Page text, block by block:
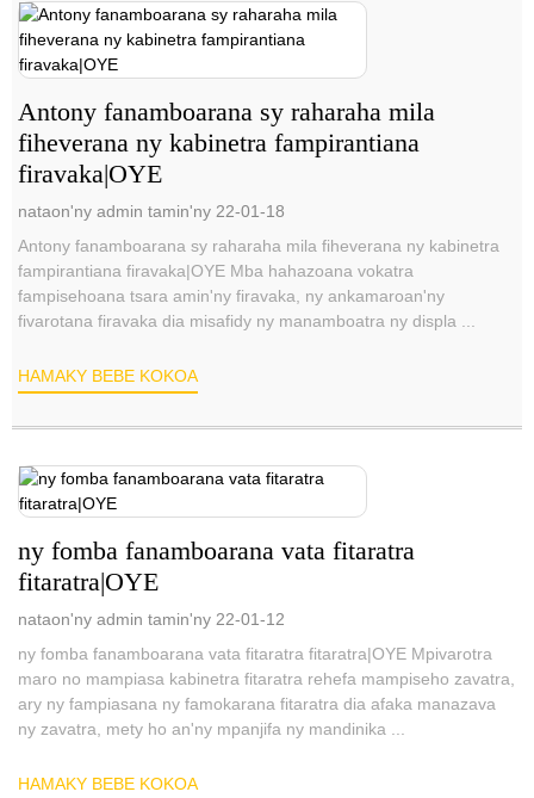
Antony fanamboarana sy raharaha mila
fiheverana ny kabinetra fampirantiana
firavaka|OYE
nataon'ny admin tamin'ny 22-01-18
Antony fanamboarana sy raharaha mila fiheverana ny kabinetra
fampirantiana firavaka|OYE Mba hahazoana vokatra
fampisehoana tsara amin'ny firavaka, ny ankamaroan'ny
fivarotana firavaka dia misafidy ny manamboatra ny displa ...
HAMAKY BEBE KOKOA
ny fomba fanamboarana vata fitaratra
fitaratra|OYE
nataon'ny admin tamin'ny 22-01-12
ny fomba fanamboarana vata fitaratra fitaratra|OYE Mpivarotra
maro no mampiasa kabinetra fitaratra rehefa mampiseho zavatra,
ary ny fampiasana ny famokarana fitaratra dia afaka manazava
ny zavatra, mety ho an'ny mpanjifa ny mandinika ...
HAMAKY BEBE KOKOA